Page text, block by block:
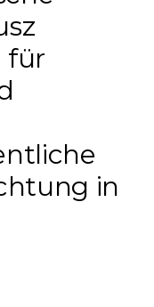
für
in